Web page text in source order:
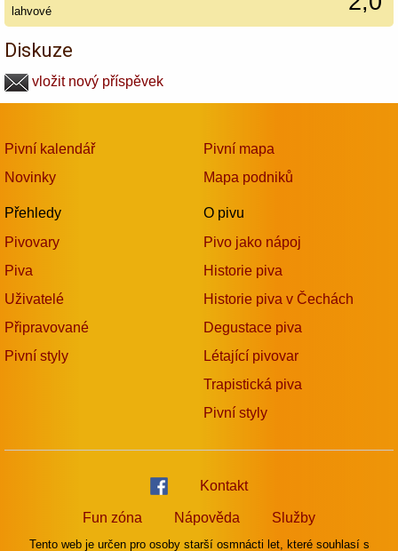
lahvové
Diskuze
vložit nový příspěvek
Pivní kalendář
Novinky
Přehledy
Pivovary
Piva
Uživatelé
Připravované
Pivní styly
Pivní mapa
Mapa podniků
O pivu
Pivo jako nápoj
Historie piva
Historie piva v Čechách
Degustace piva
Létající pivovar
Trapistická piva
Pivní styly
Kontakt
Fun zóna Nápověda Služby
Tento web je určen pro osoby starší osmnácti let, které souhlasí s